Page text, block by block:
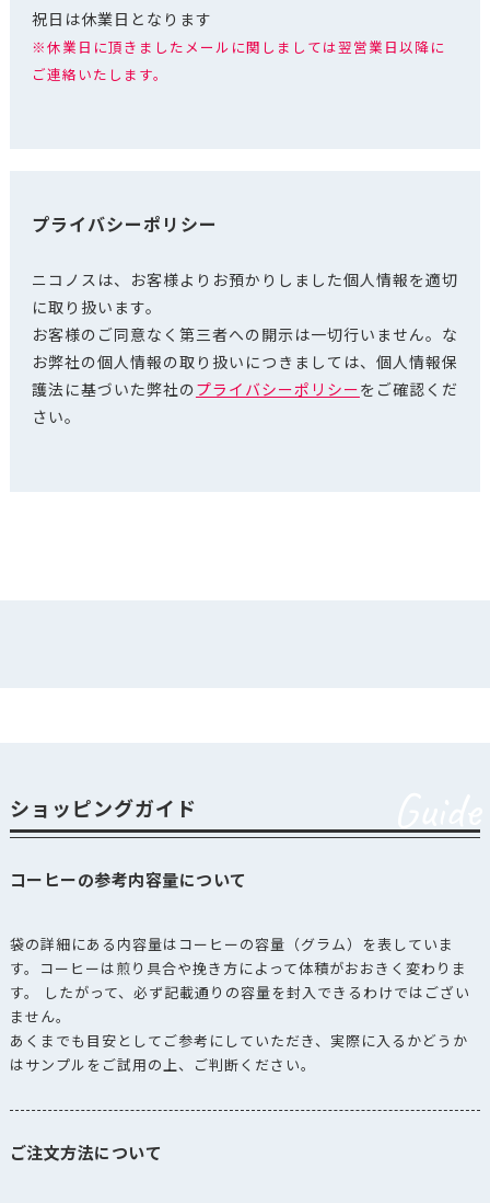
祝日は休業日となります
※休業日に頂きましたメールに関しましては翌営業日以降に
ご連絡いたします。
プライバシーポリシー
ニコノスは、お客様よりお預かりしました個人情報を適切
に取り扱います。
お客様のご同意なく第三者への開示は一切行いません。な
お弊社の個人情報の取り扱いにつきましては、個人情報保
護法に基づいた弊社の プライバシーポリシーをご確認くだ
さい。
ショッピングガイド
コーヒーの参考内容量について
袋の詳細にある内容量はコーヒーの容量（グラム）を表していま
す。コーヒーは煎り具合や挽き方によって体積がおおきく変わりま
す。 したがって、必ず記載通りの容量を封入できるわけではござい
ません。
あくまでも目安としてご参考にしていただき、実際に入るかどうか
はサンプルをご試用の上、ご判断ください。
ご注文方法について